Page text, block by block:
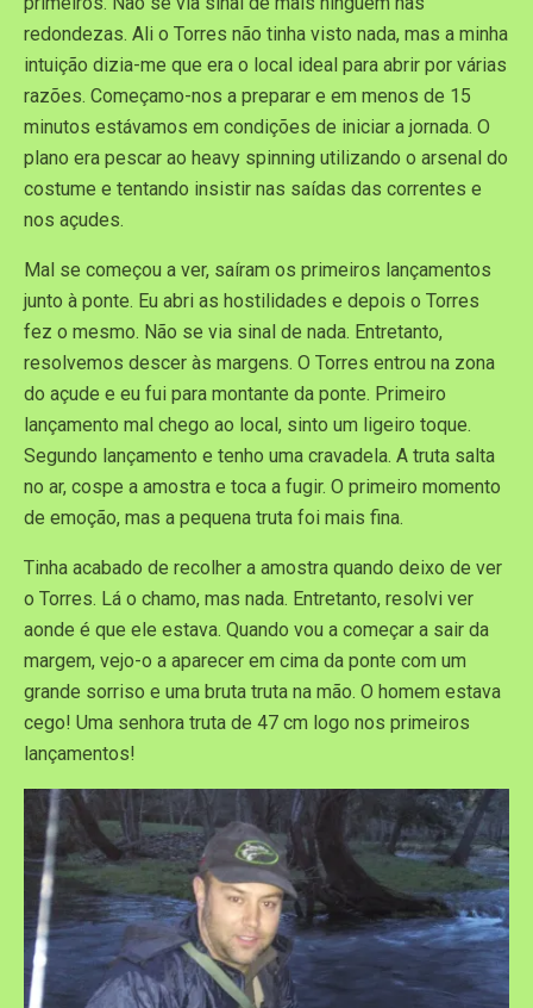
redondezas. Ali o Torres não tinha visto nada, mas a minha
intuição dizia-me que era o local ideal para abrir por várias
razões. Começamo-nos a preparar e em menos de 15
minutos estávamos em condições de iniciar a jornada. O
plano era pescar ao heavy spinning utilizando o arsenal do
costume e tentando insistir nas saídas das correntes e
nos açudes.
Mal se começou a ver, saíram os primeiros lançamentos
junto à ponte. Eu abri as hostilidades e depois o Torres
fez o mesmo. Não se via sinal de nada. Entretanto,
resolvemos descer às margens. O Torres entrou na zona
do açude e eu fui para montante da ponte. Primeiro
lançamento mal chego ao local, sinto um ligeiro toque.
Segundo lançamento e tenho uma cravadela. A truta salta
no ar, cospe a amostra e toca a fugir. O primeiro momento
de emoção, mas a pequena truta foi mais fina.
Tinha acabado de recolher a amostra quando deixo de ver
o Torres. Lá o chamo, mas nada. Entretanto, resolvi ver
aonde é que ele estava. Quando vou a começar a sair da
margem, vejo-o a aparecer em cima da ponte com um
grande sorriso e uma bruta truta na mão. O homem estava
cego! Uma senhora truta de 47 cm logo nos primeiros
lançamentos!